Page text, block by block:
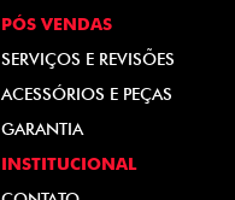
PÓS VENDAS
SERVIÇOS E REVISÕES
ACESSÓRIOS E PEÇAS
GARANTIA
INSTITUCIONAL